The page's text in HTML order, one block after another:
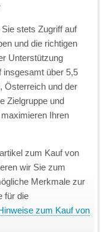
stets Zugriff auf
und die richtigen
Unterstützung
insgesamt über 5,5
Österreich und der
Zielgruppe und
Ihren
zum Kauf von
wir Sie zum
Merkmale zur
für die
zum Kauf von